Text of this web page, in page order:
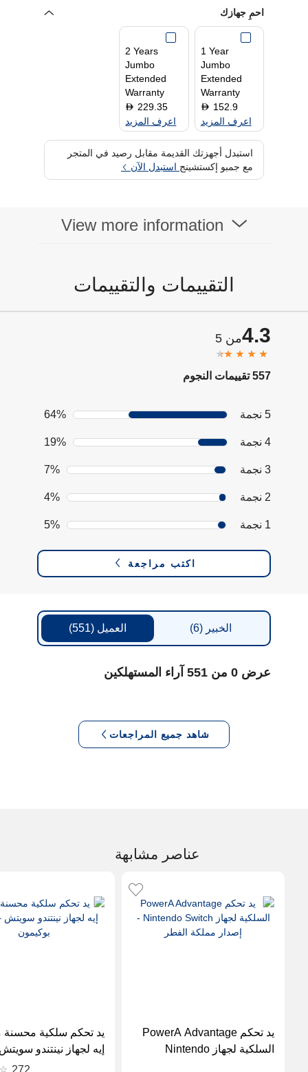
احمِ جهازك
1 Year
Jumbo
Extended
Warranty
D 152.9
اعرف المزيد
2 Years
Jumbo
Extended
Warranty
D 229.35
اعرف المزيد
استبدل أجهزتك القديمة مقابل رصيد في المتجر
مع جمبو إكستشينج استبدل الآن
View more information
التقييمات والتقييمات
4.3من 5
557 تقييمات النجوم
5 نجمة 64%
4 نجمة 19%
3 نجمة 7%
2 نجمة 4%
1 نجمة 5%
اكتب مراجعة
العميل (551) الخبير(6)
عرض 0 من 551 آراء المستهلكين
شاهد جميع المراجعات
عناصر مشابهة
يد تحكم PowerA Advantage
السلكية لجهاز Nintendo
يد تحكم سلكية محسنة
إيه لجهاز نينتندو